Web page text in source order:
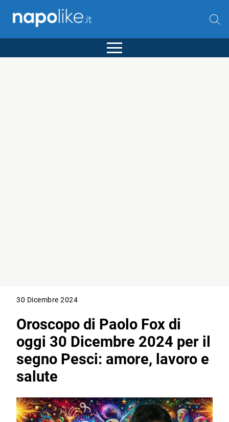
30 Dicembre 2024
Oroscopo di Paolo Fox di
oggi 30 Dicembre 2024 per il
segno Pesci: amore, lavoro e
salute